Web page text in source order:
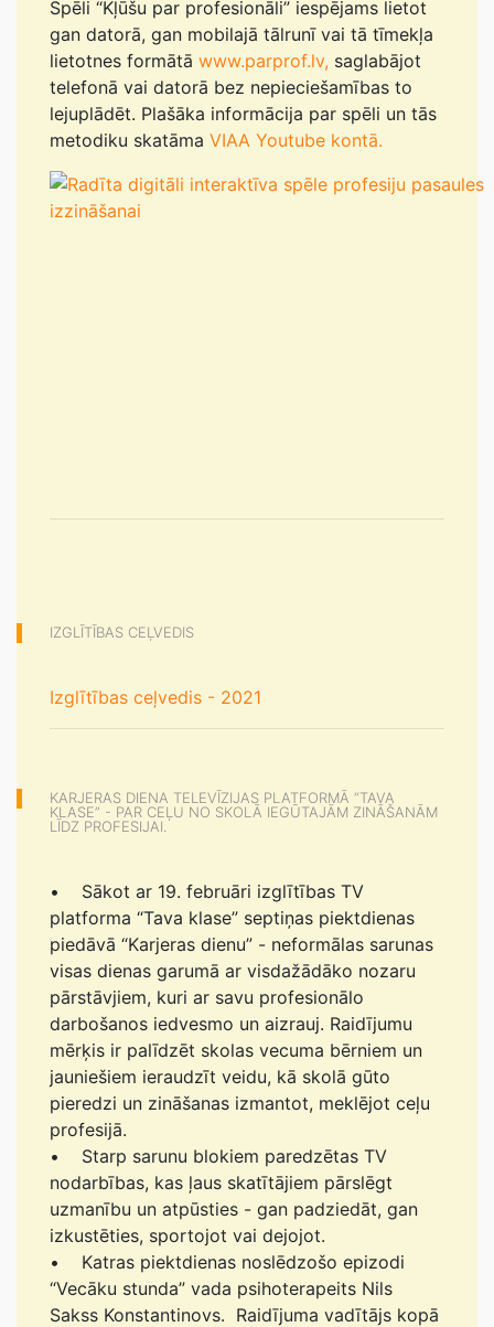
Spēli “Kļūšu par profesionāli” iespējams lietot
gan datorā, gan mobilajā tālrunī vai tā tīmekļa
lietotnes formātā www.parprof.lv, saglabājot
telefonā vai datorā bez nepieciešamības to
lejuplādēt. Plašāka informācija par spēli un tās
metodiku skatāma VIAA Youtube kontā.
IZGLĪTĪBAS CEĻVEDIS
Izglītības ceļvedis - 2021
KARJERAS DIENA TELEVĪZIJAS PLATFORMĀ “TAVA
KLASE” - PAR CEĻU NO SKOLĀ IEGŪTAJĀM ZINĀŠANĀM
LĪDZ PROFESIJAI.
• Sākot ar 19. februāri izglītības TV
platforma “Tava klase” septiņas piektdienas
piedāvā “Karjeras dienu” - neformālas sarunas
visas dienas garumā ar visdažādāko nozaru
pārstāvjiem, kuri ar savu profesionālo
darbošanos iedvesmo un aizrauj. Raidījumu
mērķis ir palīdzēt skolas vecuma bērniem un
jauniešiem ieraudzīt veidu, kā skolā gūto
pieredzi un zināšanas izmantot, meklējot ceļu
profesijā.
• Starp sarunu blokiem paredzētas TV
nodarbības, kas ļaus skatītājiem pārslēgt
uzmanību un atpūsties - gan padziedāt, gan
izkustēties, sportojot vai dejojot.
• Katras piektdienas noslēdzošo epizodi
“Vecāku stunda” vada psihoterapeits Nils
Sakss Konstantinovs. Raidījuma vadītājs kopā